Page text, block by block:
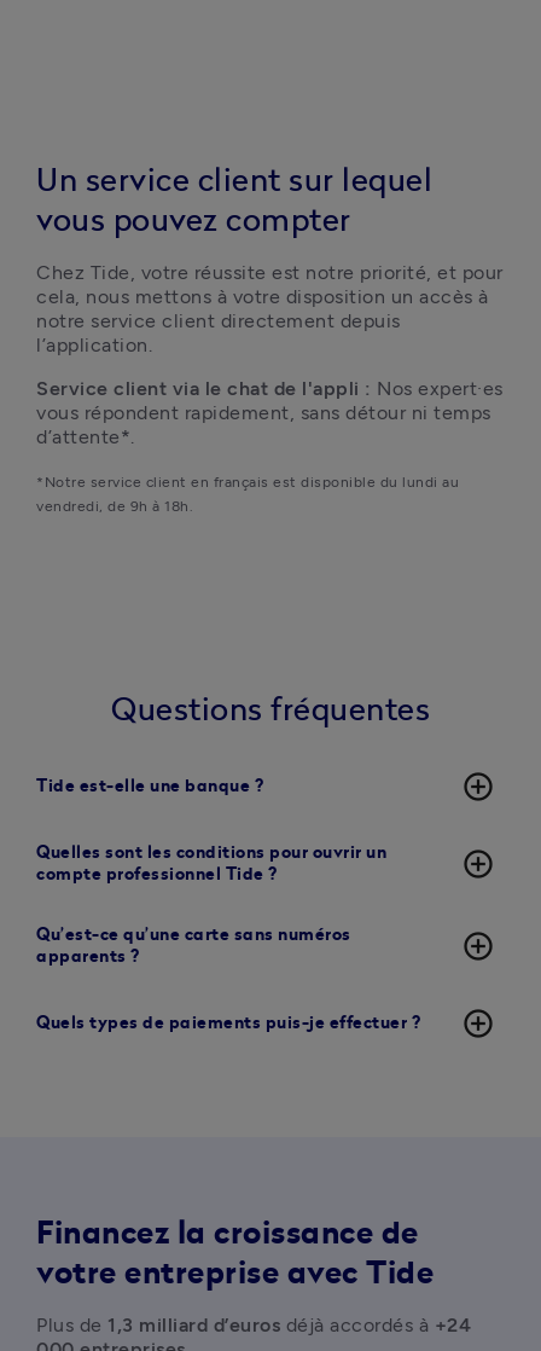
Un service client sur lequel
vous pouvez compter
Chez Tide, votre réussite est notre priorité, et pour
cela, nous mettons à votre disposition un accès à
notre service client directement depuis
l’application.
Service client via le chat de l'appli : Nos expert·es
vous répondent rapidement, sans détour ni temps
d’attente*.
*Notre service client en français est disponible du lundi au
vendredi, de 9h à 18h.
Questions fréquentes
Tide est-elle une banque ? add_circle_outline
Quelles sont les conditions pour ouvrir un
compte professionnel Tide ?
add_circle_outline
Qu’est-ce qu’une carte sans numéros
apparents ?
add_circle_outline
Quels types de paiements puis-je effectuer ? add_circle_outline
Financez la croissance de
votre entreprise avec Tide
Plus de 1,3 milliard d’euros déjà accordés à +24